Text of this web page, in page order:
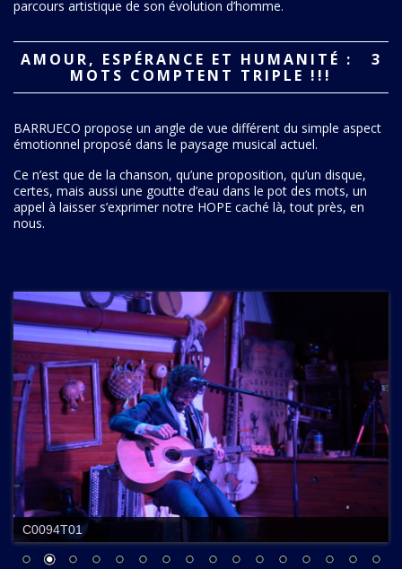
ses envies musicales, c’est qu’on ne peut jamais séparer son
AMOUR, ESPÉRANCE ET HUMANITÉ : 3
MOTS COMPTENT TRIPLE !!!
BARRUECO propose un angle de vue différent du simple aspect
Ce n’est que de la chanson, qu’une proposition, qu’un disque,
certes, mais aussi une goutte d’eau dans le pot des mots, un
appel à laisser s’exprimer notre HOPE caché là, tout près, en
C0094T01